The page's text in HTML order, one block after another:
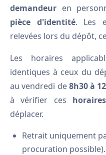
demandeur en
pièce d'identité. Les
relevées lors du dépôt,
Les horaires
identiques à ceux du
au vendredi de8h30 à
à vérifier ces
déplacer.
Retrait uniquement
procuration possible).